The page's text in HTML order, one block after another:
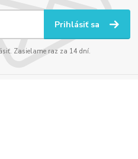
Prihlásiť sa
Zasielame raz za 14 dní.